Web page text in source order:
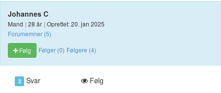
Johannes C
Mand | 28 år | Oprettet: 20. jan 2025
Forumemner (5)
Følg
Følger (0) Følgere (4)
2 Svar Følg